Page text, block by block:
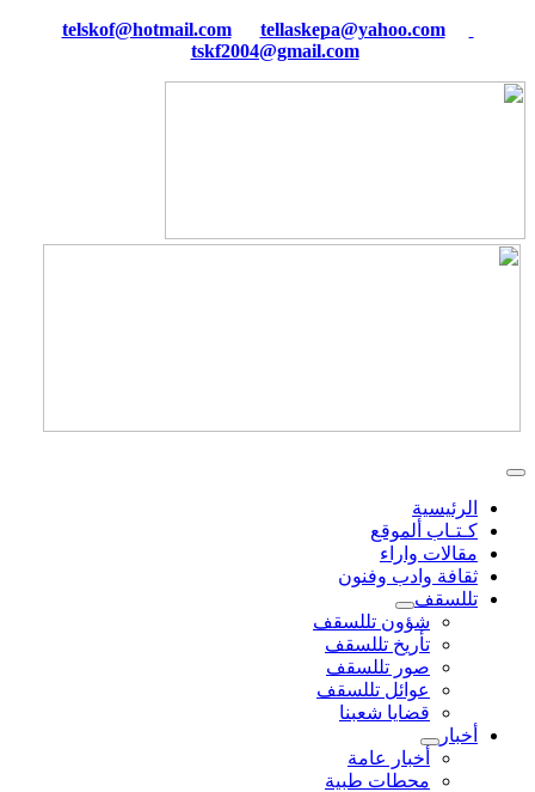
tellaskepa@yahoo.com
tskf2004@gmail.com
الرئيسية
كـتـاب ألموقع
مقالات واراء
ثقافة وادب وفنون
تللسقف
شؤون تللسقف
تأريخ تللسقف
صور تللسقف
عوائل تللسقف
قضايا شعبنا
أخبار
أخبار عامة
محطات طبية